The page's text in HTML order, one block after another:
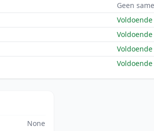
Geen
Voldoende
Voldoende
Voldoende
Voldoende
None